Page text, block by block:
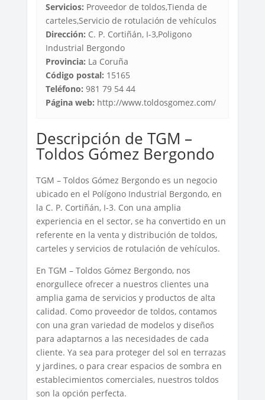
Servicios: Proveedor de toldos,Tienda de
carteles,Servicio de rotulación de vehículos
Dirección: C. P. Cortiñán, I-3,Poligono
Industrial Bergondo
Provincia: La Coruña
Código postal: 15165
Teléfono: 981 79 54 44
Página web: http://www.toldosgomez.com/
Descripción de TGM –
Toldos Gómez Bergondo
TGM – Toldos Gómez Bergondo es un negocio
ubicado en el Polígono Industrial Bergondo, en
la C. P. Cortiñán, I-3. Con una amplia
experiencia en el sector, se ha convertido en un
referente en la venta y distribución de toldos,
carteles y servicios de rotulación de vehículos.
En TGM – Toldos Gómez Bergondo, nos
enorgullece ofrecer a nuestros clientes una
amplia gama de servicios y productos de alta
calidad. Como proveedor de toldos, contamos
con una gran variedad de modelos y diseños
para adaptarnos a las necesidades de cada
cliente. Ya sea para proteger del sol en terrazas
y jardines, o para crear espacios de sombra en
establecimientos comerciales, nuestros toldos
son la opción perfecta.